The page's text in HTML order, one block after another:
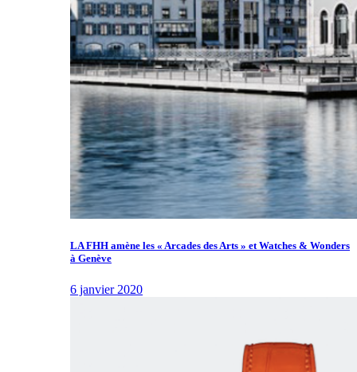
LA FHH amène les « Arcades des Arts » et Watches & Wonders
à Genève
6 janvier 2020